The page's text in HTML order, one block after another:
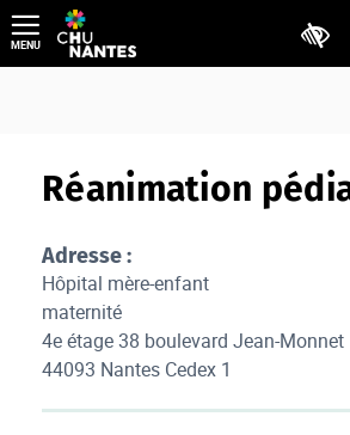
Aller
au
contenu
MENU
Réanimation
Adresse :
Hôpital mère-enfant
maternité
4e étage 38 boulevard Jean-Monnet
44093 Nantes Cedex 1